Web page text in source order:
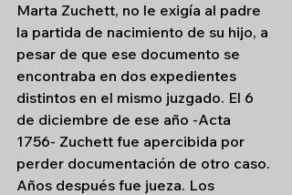
Marta Zuchett, no le exigía al padre
la partida de nacimiento de su hijo, a
pesar de que ese documento se
encontraba en dos expedientes
distintos en el mismo juzgado. El 6
de diciembre de ese año -Acta
1756- Zuchett fue apercibida por
perder documentación de otro caso.
Años después fue jueza. Los